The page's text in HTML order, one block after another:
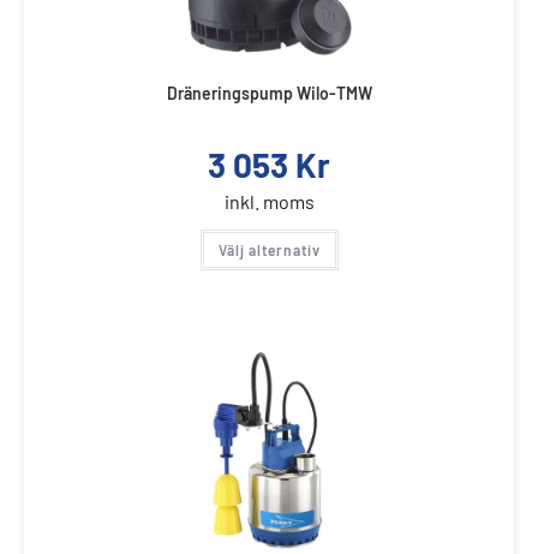
Dräneringspump Wilo-TMW
3 053 Kr
inkl. moms
Välj alternativ